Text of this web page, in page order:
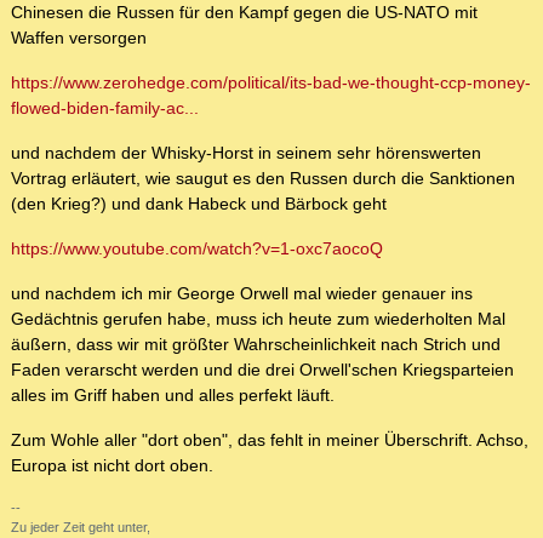
Chinesen die Russen für den Kampf gegen die US-NATO mit
Waffen versorgen
https://www.zerohedge.com/political/its-bad-we-thought-ccp-money-
flowed-biden-family-ac...
und nachdem der Whisky-Horst in seinem sehr hörenswerten
Vortrag erläutert, wie saugut es den Russen durch die Sanktionen
(den Krieg?) und dank Habeck und Bärbock geht
https://www.youtube.com/watch?v=1-oxc7aocoQ
und nachdem ich mir George Orwell mal wieder genauer ins
Gedächtnis gerufen habe, muss ich heute zum wiederholten Mal
äußern, dass wir mit größter Wahrscheinlichkeit nach Strich und
Faden verarscht werden und die drei Orwell'schen Kriegsparteien
alles im Griff haben und alles perfekt läuft.
Zum Wohle aller "dort oben", das fehlt in meiner Überschrift. Achso,
Europa ist nicht dort oben.
--
Zu jeder Zeit geht unter,